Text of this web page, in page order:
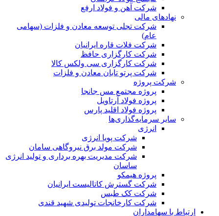
شرکت آهن و فولاد ارفع
نهادهای مالی
شرکت تجلی توسعه معادن و فلزات (سهامی
عام)
شرکت فلات قاره ایرانیان
شرکت کارگزاری حافظ
شرکت کارگزاری سی ولکس کالا
شرکت پرتو تابان معادن و فلزات
شرکت پروژه
پروژه مجتمع مس جانجا
پروژه فولاد آرتاویل
پروژه فولاد اقلید پارس
سایر سرمایه‌گذاری‌ها
انرژی
شرکت پویا انرژی
شرکت مولد برق نیروگاهی سامان
شرکت مدیریت بهره برداری و تولید انرژی
ساسان
پروژه هیمکو
شرکت گسترش کاتالیست ایرانیان
شرکت کک طبس
شرکت کارخانجات تولیدی شهید قندی
ارتباط با سهامداران